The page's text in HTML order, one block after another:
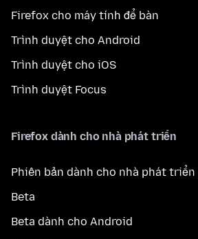
Firefox cho máy tính để bàn
Trình duyệt cho Android
Trình duyệt cho iOS
Trình duyệt Focus
Firefox dành cho nhà phát triển
Phiên bản dành cho nhà phát triển
Beta
Beta dành cho Android